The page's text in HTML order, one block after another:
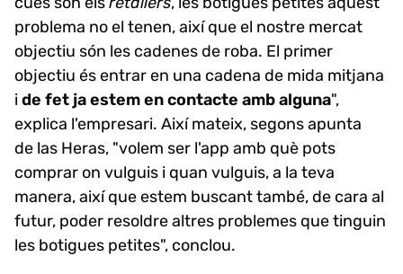
problema no el tenen, així que el nostre mercat
objectiu són les cadenes de roba. El primer
objectiu és entrar en una cadena de mida mitjana
ide fet ja estem en contacte amb alguna",
explica l'empresari. Així mateix, segons apunta
de las Heras, "volem ser l'app amb què pots
comprar on vulguis i quan vulguis, a la teva
manera, així que estem buscant també, de cara al
futur, poder resoldre altres problemes que tinguin
les botigues petites", conclou.